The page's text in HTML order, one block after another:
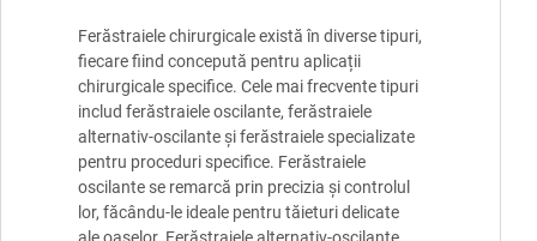
Ferăstraiele chirurgicale există în diverse tipuri,
fiecare fiind concepută pentru aplicații
chirurgicale specifice. Cele mai frecvente tipuri
includ ferăstraiele oscilante, ferăstraiele
alternativ-oscilante și ferăstraiele specializate
pentru proceduri specifice. Ferăstraiele
oscilante se remarcă prin precizia și controlul
lor, făcându-le ideale pentru tăieturi delicate
ale oaselor. Ferăstraiele alternativ-oscilante,